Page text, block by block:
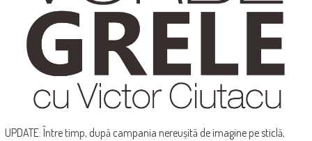
UPDATE: Între timp, după campania nereușită de imagine pe sticlă,